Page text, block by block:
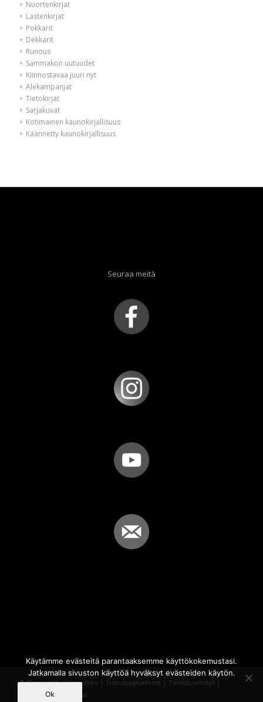
Nuortenkirjat
Lastenkirjat
Pokkarit
Dekkarit
Runous
Sammakon uutuudet
Kiinnostavaa juuri nyt
Alekampanjat
Tietokirjat
Sarjakuvat
Kotimainen kaunokirjallisuus
Käännetty kaunokirjallisuus
Seuraa meitä
© Copyright - Sammakko | Tietosuojaseloste | Toimitusehdot |
Powered by
iQWebbi
Käytämme evästeitä parantaaksemme käyttökokemustasi.
Jatkamalla sivuston käyttöä hyväksyt evästeiden käytön.
Ok